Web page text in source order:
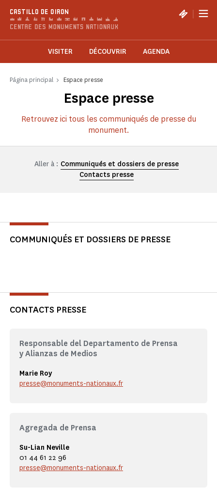
CASTILLO DE OIRON |
VISITER DÉCOUVRIR AGENDA
Página principal Espace presse
Espace presse
Retrouvez ici tous les communiqués de presse du
monument.
Aller à : Communiqués et dossiers de presse
Contacts presse
COMMUNIQUÉS ET DOSSIERS DE PRESSE
CONTACTS PRESSE
Responsable del Departamento de Prensa
y Alianzas de Medios
Marie Roy
presse@monuments-nationaux.fr
Agregada de Prensa
Su-Lian Neville
01 44 61 22 96
presse@monuments-nationaux.fr